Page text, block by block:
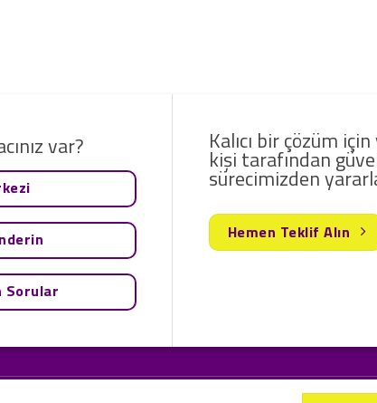
var?
Sorular
Kalıcı bir çözüm
kişi tarafından
sürecimizden
Hemen Teklif Alın
ve danışmanlık şirketi olarak hizmet vermekteyiz. Web sitemizde